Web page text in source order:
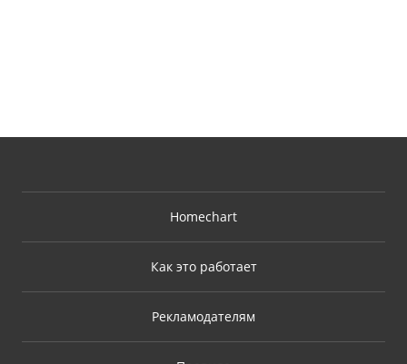
Homechart
Как это работает
Рекламодателям